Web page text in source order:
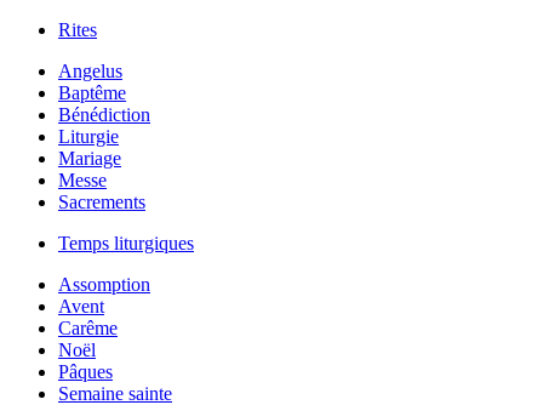
Rites
Angelus
Baptême
Bénédiction
Liturgie
Mariage
Messe
Sacrements
Temps liturgiques
Assomption
Avent
Carême
Noël
Pâques
Semaine sainte